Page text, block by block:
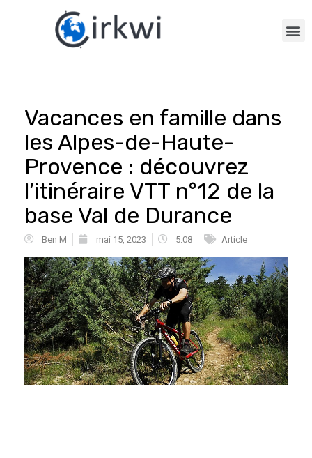
Vacances en famille dans
les Alpes-de-Haute-
Provence : découvrez
l’itinéraire VTT n°12 de la
base Val de Durance
Ben M mai 15, 2023 5:08 Article